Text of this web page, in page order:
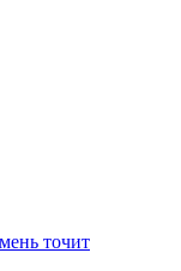
точит